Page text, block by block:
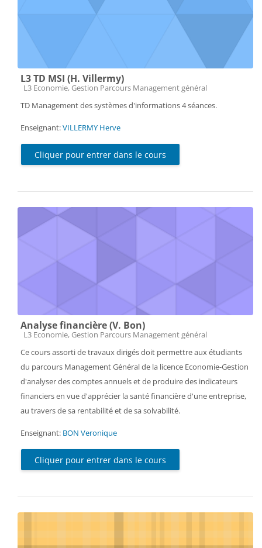
L3 TD MSI (H. Villermy)
Catégorie de cours
L3 Economie, Gestion Parcours Management général
TD Management des systèmes d'informations 4 séances.
Enseignant:VILLERMY Herve
Cliquer pour entrer dans le cours
Analyse financière (V. Bon)
Catégorie de cours
L3 Economie, Gestion Parcours Management général
Ce cours assorti de travaux dirigés doit permettre aux étudiants
du parcours Management Général de la licence Economie-Gestion
d'analyser des comptes annuels et de produire des indicateurs
financiers en vue d'apprécier la santé financière d'une entreprise,
au travers de sa rentabilité et de sa solvabilité.
Enseignant: BON Veronique
Cliquer pour entrer dans le cours